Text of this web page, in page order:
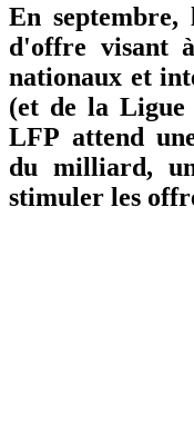
En
d'offre visant
nationaux et
(et de la Ligue
LFP attend
du milliard,
stimuler les